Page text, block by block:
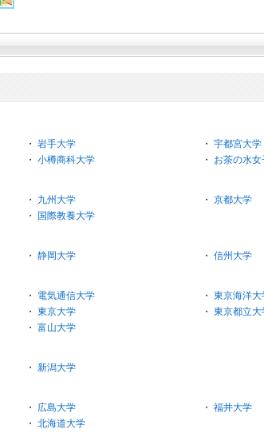
・ 岩手大学 ・ 宇都宮大学
・ 小樽商科大学 ・ お茶の水
・ 九州大学 ・ 京都大学
・ 国際教養大学
・ 静岡大学 ・ 信州大学
・ 電気通信大学 ・ 東京海洋大
・ 東京大学 ・ 東京都立大
・ 富山大学
・ 新潟大学
・ 広島大学 ・ 福井大学
・ 北海道大学